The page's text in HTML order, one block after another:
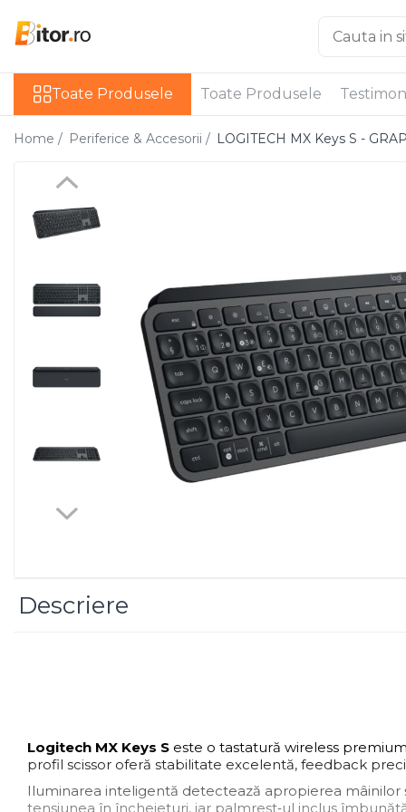
Laptop , PC, Tablete
Laptop-uri
Laptop-uri Gaming
Laptop-uri Workstation
Desktop PC
Acesorii
Imprimante, Scannere,
Imprimante & Multifuncționale
Imprimanta Laser Color
Imprimanta Laser Mono
Imprimante Matriciale
Multifuncțional Laser Mono
Consumabile - cerneală
Accesorii Large Format
Plottere & Scannere
Scannere
Toate Produsele Toate Produsele
Home / Periferice & Accesorii / LOGITECH MX Keys S -
Descriere
Logitech MX Keys S este o tastatură wireless
profil scissor oferă stabilitate excelentă, feedback
Iluminarea inteligentă detectează apropierea
tensiunea în încheieturi, iar palmrest‑ul inclus